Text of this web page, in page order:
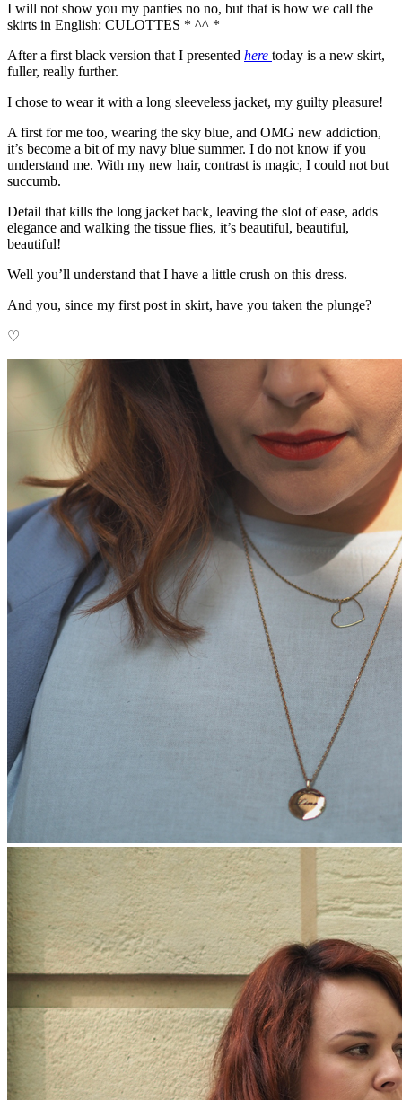
I will not show you my panties no no, but that is how we call the
skirts in English: CULOTTES * ^^ *
After a first black version that I presented here today is a new skirt,
fuller, really further.
I chose to wear it with a long sleeveless jacket, my guilty pleasure!
A first for me too, wearing the sky blue, and OMG new addiction,
it’s become a bit of my navy blue summer. I do not know if you
understand me. With my new hair, contrast is magic, I could not but
succumb.
Detail that kills the long jacket back, leaving the slot of ease, adds
elegance and walking the tissue flies, it’s beautiful, beautiful,
beautiful!
Well you’ll understand that I have a little crush on this dress.
And you, since my first post in skirt, have you taken the plunge?
♡